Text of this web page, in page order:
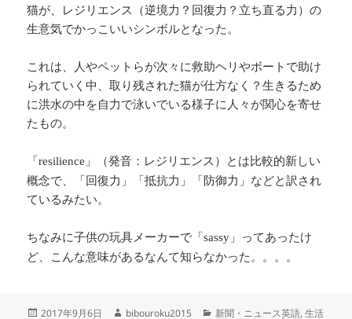
猫が、レジリエンス（逆境力？回復力？立ち直る力）の
生意気でかっこいいシンボルとなった。
これは、人やペットらが次々に救助ヘリやボートで助け
られていく中、取り残された猫が仕方なく？生きるため
に洪水の中を自力で泳いでいる様子に人々が関心を寄せ
たもの。
「resilience 」（発音：レジリエンス）とは比較的新しい
概念で、「回復力」「抵抗力」「防御力」などと訳され
ているみたい。
ちなみに子供の玩具メーカーで「sassy 」ってあったけ
ど、こんな意味があるなんて知らなかった。。。。
投
2017年9月6日
作
bibouroku2015
カ
新聞・ニュース英語,生活